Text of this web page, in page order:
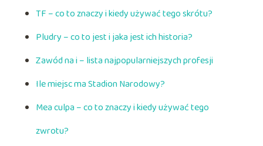
TF – co to znaczy i kiedy używać tego skrótu?
Pludry – co to jest i jaka jest ich historia?
Zawód na i – lista najpopularniejszych profesji
Ile miejsc ma Stadion Narodowy?
Mea culpa – co to znaczy i kiedy używać tego
zwrotu?